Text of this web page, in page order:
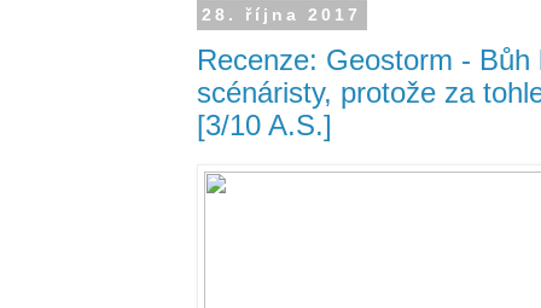
28. října 2017
Recenze: Geostorm -
scénáristy, protože za
[3/10 A.S.]